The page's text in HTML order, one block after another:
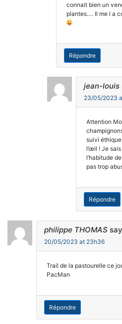
connait bien un
plantes…. Il me l a
Répondre
jean-louis
23/05/2023
Attention
suivi
l’œil ! Je
l’habitude
pas trop
Répondre
philippe THOMAS
20/05/2023 at 23h36
Trail de la pastourelle ce
PacMan
Répondre